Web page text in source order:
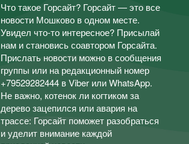
Что такое Горсайт? Горсайт — это все
новости Мошково в одном месте.
Увидел что-то интересное? Присылай
нам и становись соавтором Горсайта.
Прислать новости можно в сообщения
группы или на редакционный номер
+79529282444 в Viber или WhatsApp.
Не важно, котенок ли когтиком за
дерево зацепился или авария на
трассе: Горсайт поможет разобраться
и уделит внимание каждой